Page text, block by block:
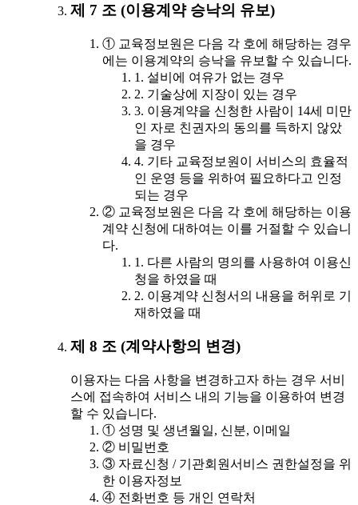
제 7 조 (이용계약 승낙의 유보)
① 교육정보원은 다음 각 호에 해당하는 경우
에는 이용계약의 승낙을 유보할 수 있습니다.
1. 설비에 여유가 없는 경우
2. 기술상에 지장이 있는 경우
3. 이용계약을 신청한 사람이 14세 미만
인 자로 친권자의 동의를 득하지 않았
을 경우
4. 기타 교육정보원이 서비스의 효율적
인 운영 등을 위하여 필요하다고 인정
되는 경우
② 교육정보원은 다음 각 호에 해당하는 이용
계약 신청에 대하여는 이를 거절할 수 있습니
다.
1. 다른 사람의 명의를 사용하여 이용신
청을 하였을 때
2. 이용계약 신청서의 내용을 허위로 기
재하였을 때
제 8 조 (계약사항의 변경)
이용자는 다음 사항을 변경하고자 하는 경우 서비
스에 접속하여 서비스 내의 기능을 이용하여 변경
할 수 있습니다.
① 성명 및 생년월일, 신분, 이메일
② 비밀번호
③ 자료신청 / 기관회원서비스 권한설정을 위
한 이용자정보
④ 전화번호 등 개인 연락처